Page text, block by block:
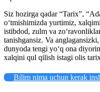
Siz hozirga qadar “Tarix”,
oʻtmishimizda yurtimiz,
istibdod, zulm va
tanishgansiz. Va
dunyoda tengi yoʻq ona
xalqini qul qilish istagi olis
Bilim nima uchun kerak